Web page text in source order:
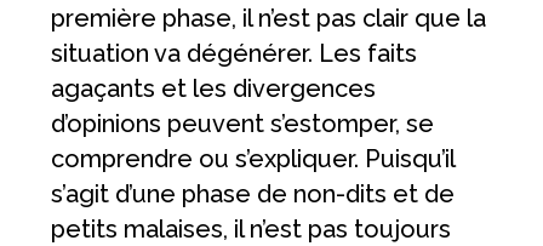
première phase, il n’est pas clair que la
situation va dégénérer. Les faits
agaçants et les divergences
d’opinions peuvent s’estomper, se
comprendre ou s’expliquer. Puisqu’il
s’agit d’une phase de non-dits et de
petits malaises, il n’est pas toujours